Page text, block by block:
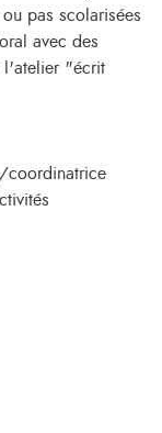
pas scolarisées
avec des
l'atelier "écrit
coordinatrice